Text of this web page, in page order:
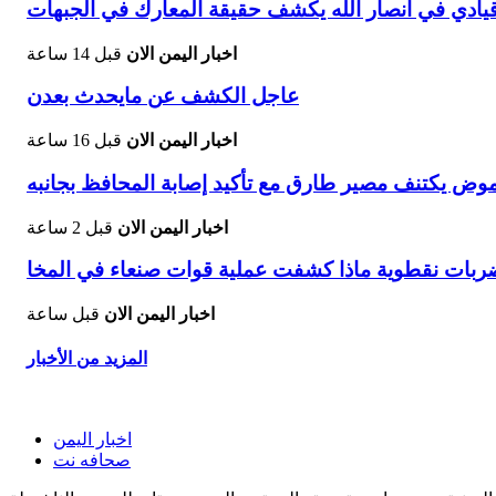
في أنصار الله يكشف حقيقة المعارك في الجبهات
اخبار اليمن الان قبل 14 ساعة
عاجل الكشف عن مايحدث بعدن
اخبار اليمن الان قبل 16 ساعة
يكتنف مصير طارق مع تأكيد إصابة المحافظ بجانبه
اخبار اليمن الان قبل 2 ساعة
نقطوية ماذا كشفت عملية قوات صنعاء في المخا
اخبار اليمن الان قبل ساعة
المزيد من الأخبار
اخبار اليمن
صحافه نت